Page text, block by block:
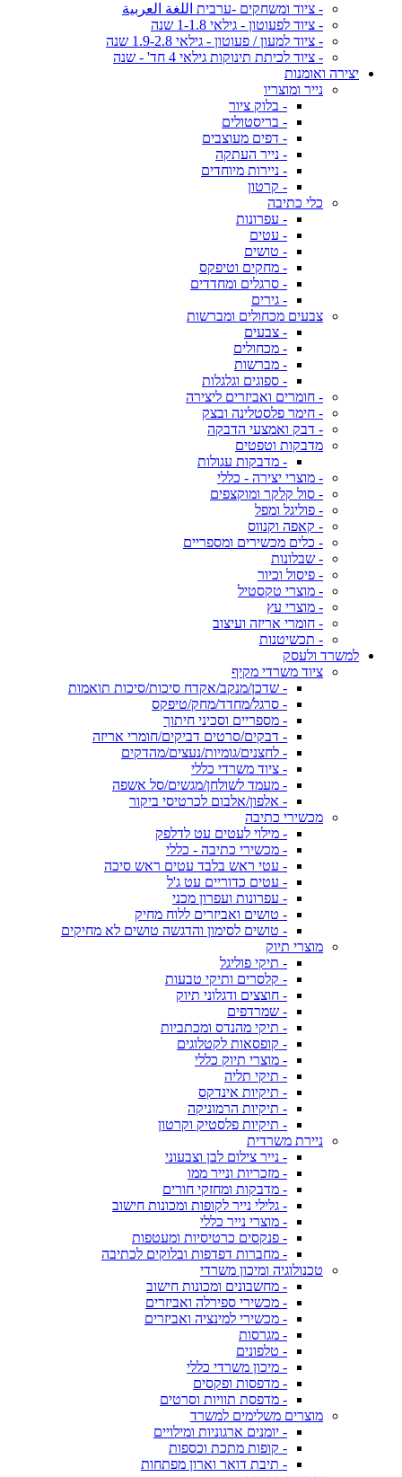
- ציוד ומשחקים -ערבית اللغة العربية
- ציוד לפעוטון - גילאי 1-1.8 שנה
- ציוד למעון / פעוטון - גילאי 1.9-2.8 שנה
- ציוד לכיתת תינוקות גילאי 4 חד' - שנה
יצירה ואומנות
נייר ומוצריו
- בלוק ציור
- בריסטולים
- דפים מעוצבים
- נייר העתקה
- ניירות מיוחדים
- קרטון
כלי כתיבה
- עפרונות
- עטים
- טושים
- מחקים וטיפקס
- סרגלים ומחדדים
- גירים
צבעים מכחולים ומברשות
- צבעים
- מכחולים
- מברשות
- ספוגים וגלגלות
- חומרים ואביזרים ליצירה
- חימר פלסטלינה ובצק
- דבק ואמצעי הדבקה
מדבקות וטפטים
- מדבקות עגולות
- מוצרי יצירה - כללי
- סול קלקר ומוקצפים
- פוליגל ומפל
- קאפה וקנווס
- כלים מכשירים ומספריים
- שבלונות
- פיסול וכיור
- מוצרי טקסטיל
- מוצרי עץ
- חומרי אריזה ועיצוב
- תכשיטנות
למשרד ולעסק
ציוד משרדי מקיף
- שדכן/מנקב/אקדח סיכות/סיכות תואמות
- סרגל/מחדד/מחק/טיפקס
- מספריים וסכיני חיתוך
- דבקים/סרטים דביקים/חומרי אריזה
- לחצנים/גומיות/נעצים/מהדקים
- ציוד משרדי כללי
- מעמד לשולחן/מגשים/סל אשפה
- אלפון/אלבום לכרטיסי ביקור
מכשירי כתיבה
- מילוי לעטים עט לדלפק
- מכשירי כתיבה - כללי
- עטי ראש בלבד עטים ראש סיכה
- עטים כדוריים עט ג'ל
- עפרונות ועפרון מכני
- טושים ואביזרים ללוח מחיק
- טושים לסימון והדגשה טושים לא מחיקים
מוצרי תיוק
- תיקי פוליגל
- קלסרים ותיקי טבעות
- חוצצים ודגלוני תיוק
- שמרדפים
- תיקי מהנדס ומכתביות
- קופסאות לקטלוגים
- מוצרי תיוק כללי
- תיקי תליה
- תיקיות אינדקס
- תיקיות הרמוניקה
- תיקיות פלסטיק וקרטון
ניירת משרדית
- נייר צילום לבן וצבעוני
- מזכריות ונייר ממו
- מדבקות ומחזקי חורים
- גלילי נייר לקופות ומכונות חישוב
- מוצרי נייר כללי
- פנקסים כרטיסיות ומעטפות
- מחברות דפדפות ובלוקים לכתיבה
טכנולוגיה ומיכון משרדי
- מחשבונים ומכונות חישוב
- מכשירי ספירלה ואביזרים
- מכשירי למינציה ואביזרים
- מגרסות
- טלפונים
- מיכון משרדי כללי
- מדפסות ופקסים
- מדפסת תוויות וסרטים
מוצרים משלימים למשרד
- יומנים ארגוניות ומילויים
- קופות מתכת וכספות
- תיבת דואר וארון מפתחות